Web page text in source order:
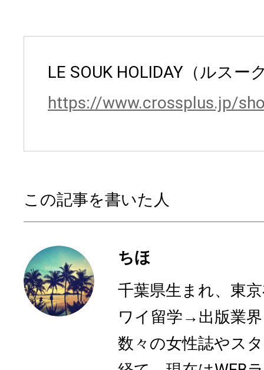
LE SOUK HOLIDAY（ルスー
https://www.crossplus.jp/
この記事を書いた人
ちほ
千葉県生まれ、東
ワイ留学→出版業
数々の女性誌やス